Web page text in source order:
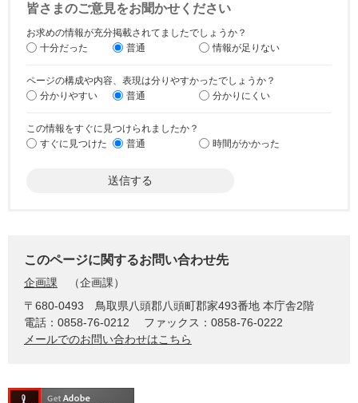
皆さまのご意見をお聞かせください
お求めの情報が充分掲載されてましたでしょうか？
十分だった
普通 情報が足りない
ページの構成や内容、表現は分りやすかったでしょうか？
分かりやすい
普通 分かりにくい
この情報をすぐに見つけられましたか？
すぐに見つけた
普通 時間がかかった
このページに関するお問い合わせ先
企画課
企画課
〒680-0493
鳥取県八頭郡八頭町郡家493番地 本庁舎2階
電話：0858-76-0212
ファックス：0858-76-0222
メールでのお問い合わせはこちら